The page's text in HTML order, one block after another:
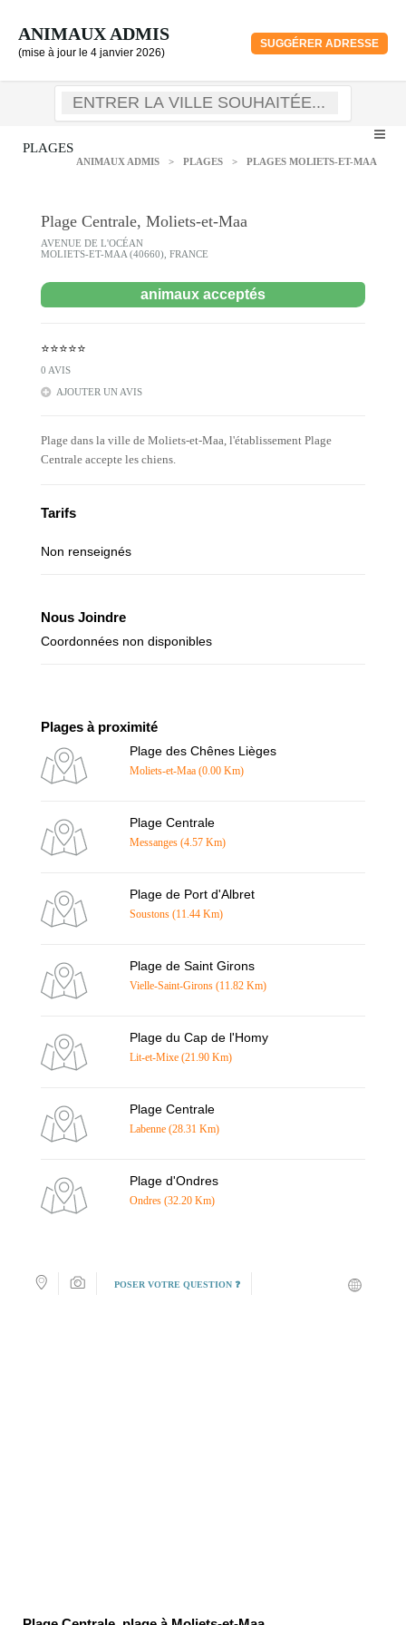
ANIMAUX ADMIS
(mise à jour le 4 janvier 2026)
SUGGÉRER ADRESSE
PLAGES
ANIMAUX ADMIS > PLAGES > PLAGES MOLIETS-ET-MAA
Plage Centrale, Moliets-et-Maa
AVENUE DE L'OCÉAN
MOLIETS-ET-MAA (40660), FRANCE
animaux acceptés
⭐⭐⭐⭐⭐
0 AVIS
AJOUTER UN AVIS
Plage dans la ville de Moliets-et-Maa, l'établissement Plage
Centrale accepte les chiens.
Tarifs
Non renseignés
Nous Joindre
Coordonnées non disponibles
Plages à proximité
Plage des Chênes Lièges
Moliets-et-Maa (0.00 Km)
Plage Centrale
Messanges (4.57 Km)
Plage de Port d'Albret
Soustons (11.44 Km)
Plage de Saint Girons
Vielle-Saint-Girons (11.82 Km)
Plage du Cap de l'Homy
Lit-et-Mixe (21.90 Km)
Plage Centrale
Labenne (28.31 Km)
Plage d'Ondres
Ondres (32.20 Km)
POSER VOTRE QUESTION ❓